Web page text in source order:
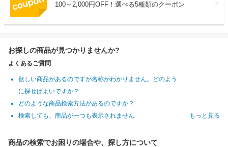
100～2,000円OFF！選べる5種類のクーポン
お探しの商品が見つかりませんか?
よくあるご質問
欲しい商品があるのですが名称がわかりません。どのよう
に探せばよいですか？
どのような商品検索方法があるのですか？
検索しても、商品が一つも表示されません
もっと見る
商品の検索でお困りの場合や、探し方について